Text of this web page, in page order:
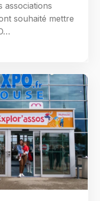
associations
souhaité mettre